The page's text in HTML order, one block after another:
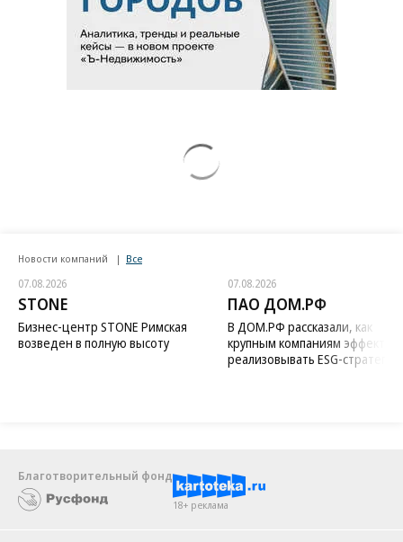
Новости компаний Все
07.08.2026
STONE
Бизнес-центр STONE Римская
возведен в полную высоту
07.08.2026
ПАО ДОМ.РФ
В ДОМ.РФ рассказали, как
крупным компаниям
реализовывать ESG-стратегию
Благотворительный фонд
18+ реклама